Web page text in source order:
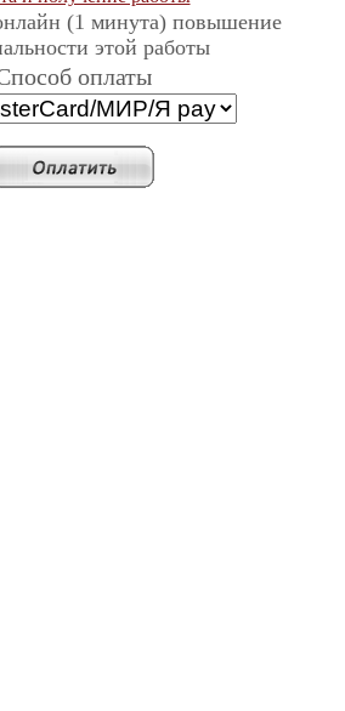
(1 минута) повышение
этой работы
оплаты